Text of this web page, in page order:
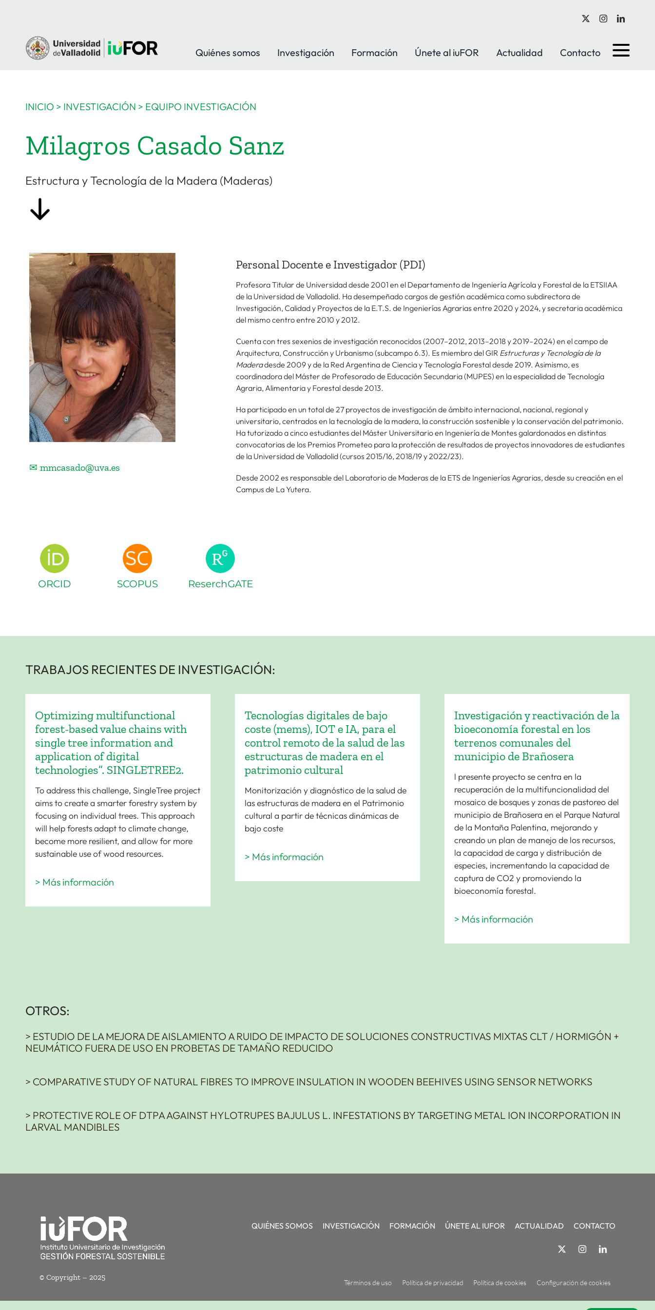
contenido
Quiénes somos
Investigación Formación Únete al iuFOR Actualidad Contacto
INICIO > INVESTIGACIÓN > EQUIPO INVESTIGACIÓN
Milagros Casado Sanz
Estructura y Tecnología de la Madera (Maderas)
✉ mmcasado@uva.es
Personal Docente e Investigador (PDI)
Profesora Titular de Universidad desde 2001 en el Departamento de Ingeniería Agrícola y Forestal de la ETSIIAA
de la Universidad de Valladolid. Ha desempeñado cargos de gestión académica como subdirectora de
Investigación, Calidad y Proyectos de la E.T.S. de Ingenierías Agrarias entre 2020 y 2024, y secretaria académica
del mismo centro entre 2010 y 2012.
Cuenta con tres sexenios de investigación reconocidos (2007–2012, 2013–2018 y 2019–2024) en el campo de
Arquitectura, Construcción y Urbanismo (subcampo 6.3). Es miembro del GIR Estructuras y Tecnología de la
Maderadesde 2009 y de la Red Argentina de Ciencia y Tecnología Forestal desde 2019. Asimismo, es
coordinadora del Máster de Profesorado de Educación Secundaria (MUPES) en la especialidad de Tecnología
Agraria, Alimentaria y Forestal desde 2013.
Ha participado en un total de 27 proyectos de investigación de ámbito internacional, nacional, regional y
universitario, centrados en la tecnología de la madera, la construcción sostenible y la conservación del patrimonio.
Ha tutorizado a cinco estudiantes del Máster Universitario en Ingeniería de Montes galardonados en distintas
convocatorias de los Premios Prometeo para la protección de resultados de proyectos innovadores de estudiantes
de la Universidad de Valladolid (cursos 2015/16, 2018/19 y 2022/23).
Desde 2002 es responsable del Laboratorio de Maderas de la ETS de Ingenierías Agrarias, desde su creación en el
Campus de La Yutera.
ORCID SCOPUS ReserchGATE
TRABAJOS RECIENTES DE INVESTIGACIÓN:
Optimizing multifunctional
forest-based value chains with
single tree information and
application of digital
technologies”. SINGLETREE2.
To address this challenge, SingleTree project
aims to create a smarter forestry system by
focusing on individual trees. This approach
will help forests adapt to climate change,
become more resilient, and allow for more
sustainable use of wood resources.
> Más información
Tecnologías digitales de bajo
coste (mems), IOT e IA, para el
control remoto de la salud de las
estructuras de madera en el
patrimonio cultural
Monitorización y diagnóstico de la salud de
las estructuras de madera en el Patrimonio
cultural a partir de técnicas dinámicas de
bajo coste
> Más información
Investigación y reactivación de la
bioeconomía forestal en los
terrenos comunales del
municipio de Brañosera
l presente proyecto se centra en la
recuperación de la multifuncionalidad del
mosaico de bosques y zonas de pastoreo del
municipio de Brañosera en el Parque Natural
de la Montaña Palentina, mejorando y
creando un plan de manejo de los recursos,
la capacidad de carga y distribución de
especies, incrementando la capacidad de
captura de CO2 y promoviendo la
bioeconomía forestal.
> Más información
OTROS:
> ESTUDIO DE LA MEJORA DE AISLAMIENTO A RUIDO DE IMPACTO DE SOLUCIONES CONSTRUCTIVAS MIXTAS CLT / HORMIGÓN +
NEUMÁTICO FUERA DE USO EN PROBETAS DE TAMAÑO REDUCIDO
> COMPARATIVE STUDY OF NATURAL FIBRES TO IMPROVE INSULATION IN WOODEN BEEHIVES USING SENSOR NETWORKS
> PROTECTIVE ROLE OF DTPA AGAINST HYLOTRUPES BAJULUS L. INFESTATIONS BY TARGETING METAL ION INCORPORATION IN
LARVAL MANDIBLES
QUIÉNES SOMOS INVESTIGACIÓN FORMACIÓN ÚNETE AL IUFOR ACTUALIDAD CONTACTO
© Copyright – 2025
Términos de uso Política de privacidad Política de cookies Configuración de cookies